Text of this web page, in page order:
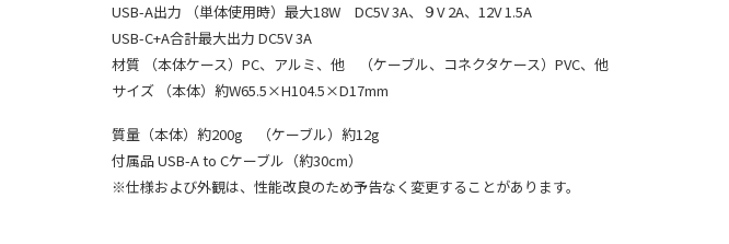
USB-A出力 （単体使用時）最大18W DC5V 3A、９V 2A、12V 1.5A
USB-C+A合計最大出力 DC5V 3A
材質 （本体ケース）PC、アルミ、他 （ケーブル、コネクタケース）PVC、他
サイズ （本体）約W65.5×H104.5×D17mm
質量（本体）約200g （ケーブル）約12g
付属品 USB-A to Cケーブル（約30cm）
※仕様および外観は、性能改良のため予告なく変更することがあります。